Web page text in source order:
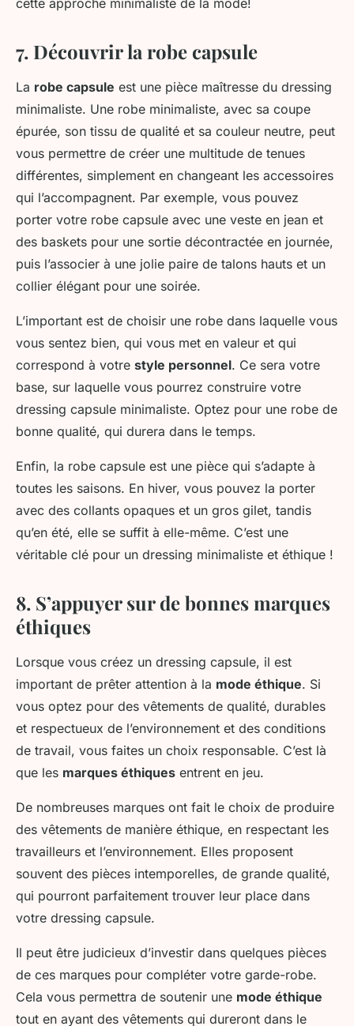
cette approche minimaliste de la mode!
7. Découvrir la robe capsule
La robe capsule est une pièce maîtresse du dressing
minimaliste. Une robe minimaliste, avec sa coupe
épurée, son tissu de qualité et sa couleur neutre, peut
vous permettre de créer une multitude de tenues
différentes, simplement en changeant les accessoires
qui l’accompagnent. Par exemple, vous pouvez
porter votre robe capsule avec une veste en jean et
des baskets pour une sortie décontractée en journée,
puis l’associer à une jolie paire de talons hauts et un
collier élégant pour une soirée.
L’important est de choisir une robe dans laquelle vous
vous sentez bien, qui vous met en valeur et qui
correspond à votre style personnel. Ce sera votre
base, sur laquelle vous pourrez construire votre
dressing capsule minimaliste. Optez pour une robe de
bonne qualité, qui durera dans le temps.
Enfin, la robe capsule est une pièce qui s’adapte à
toutes les saisons. En hiver, vous pouvez la porter
avec des collants opaques et un gros gilet, tandis
qu’en été, elle se suffit à elle-même. C’est une
véritable clé pour un dressing minimaliste et éthique !
8. S’appuyer sur de bonnes marques
éthiques
Lorsque vous créez un dressing capsule, il est
important de prêter attention à la mode éthique. Si
vous optez pour des vêtements de qualité, durables
et respectueux de l’environnement et des conditions
de travail, vous faites un choix responsable. C’est là
que les marques éthiques entrent en jeu.
De nombreuses marques ont fait le choix de produire
des vêtements de manière éthique, en respectant les
travailleurs et l’environnement. Elles proposent
souvent des pièces intemporelles, de grande qualité,
qui pourront parfaitement trouver leur place dans
votre dressing capsule.
Il peut être judicieux d’investir dans quelques pièces
de ces marques pour compléter votre garde-robe.
Cela vous permettra de soutenir une mode éthique
tout en ayant des vêtements qui dureront dans le